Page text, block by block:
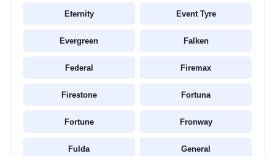
Eternity Event Tyre
Evergreen Falken
Federal Firemax
Firestone Fortuna
Fortune Fronway
Fulda General